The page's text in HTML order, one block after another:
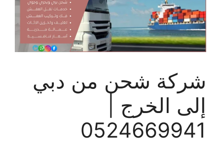
شركة شحن من دبي
إلى الخرج |
0524669941